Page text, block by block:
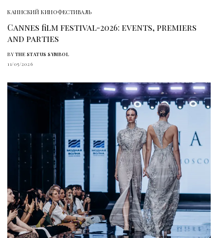
КАННСКИЙ КИНОФЕСТИВАЛЬ
Cannes film festival-2026: events, premiers
and parties
BY THE STATUS SYMBOL
11/05/2026